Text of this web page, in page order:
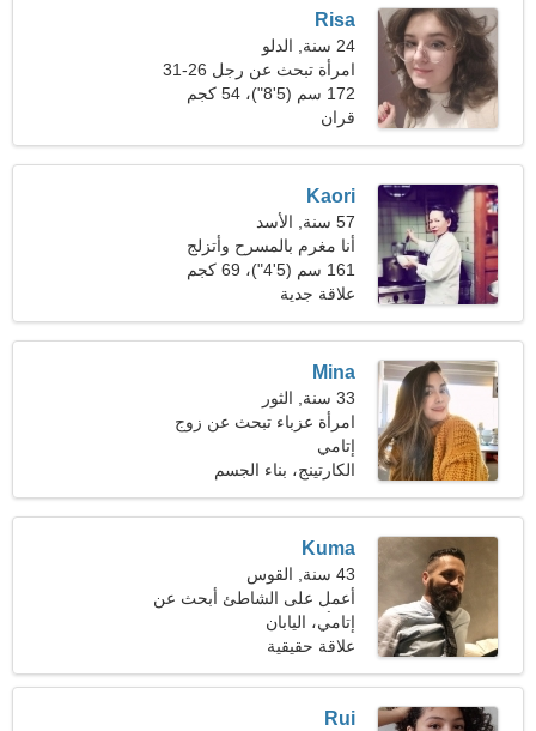
Risa
24 سنة, الدلو
امرأة تبحث عن رجل 26-31
172 سم (5'8")، 54 كجم
(119 رطلا)
قران
Kaori
57 سنة, الأسد
أنا مغرم بالمسرح وأتزلج
161 سم (5'4")، 69 كجم
(152 رطلا)
علاقة جدية
Mina
33 سنة, الثور
امرأة عزباء تبحث عن زوج
37-42
إتامي
الكارتينج، بناء الجسم
Kuma
43 سنة, القوس
أعمل على الشاطئ أبحث عن
امرأة ماهرة
إتامي، اليابان
علاقة حقيقية
Rui